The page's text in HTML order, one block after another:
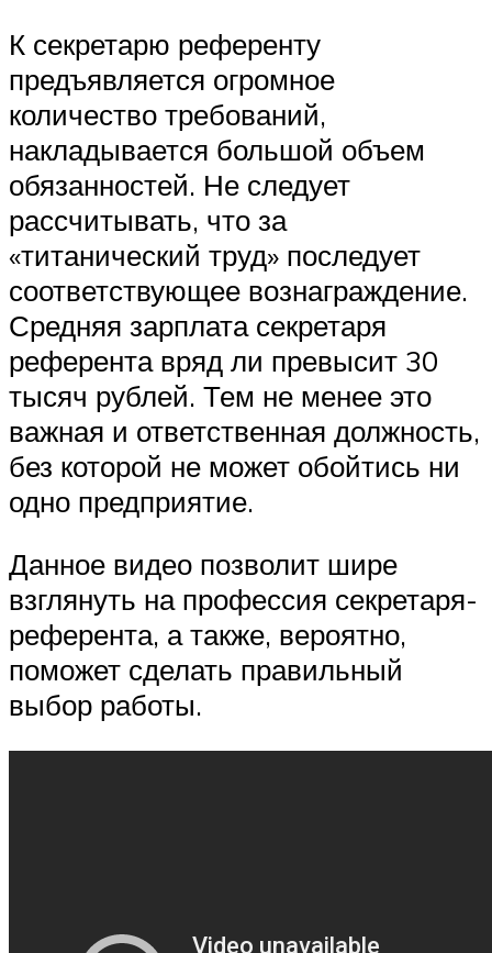
К секретарю референту
предъявляется огромное
количество требований,
накладывается большой объем
обязанностей. Не следует
рассчитывать, что за
«титанический труд» последует
соответствующее вознаграждение.
Средняя зарплата секретаря
референта вряд ли превысит 30
тысяч рублей. Тем не менее это
важная и ответственная должность,
без которой не может обойтись ни
одно предприятие.
Данное видео позволит шире
взглянуть на профессия секретаря-
референта, а также, вероятно,
поможет сделать правильный
выбор работы.